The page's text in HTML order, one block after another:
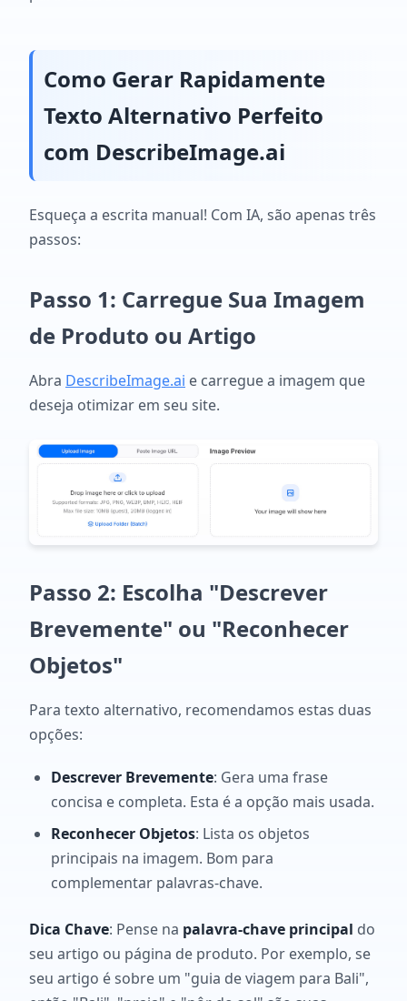
Como Gerar Rapidamente
Texto Alternativo Perfeito
com DescribeImage.ai
Esqueça a escrita manual! Com IA, são apenas três
passos:
Passo 1: Carregue Sua Imagem
de Produto ou Artigo
Abra DescribeImage.ai e carregue a imagem que
deseja otimizar em seu site.
Passo 2: Escolha "Descrever
Brevemente" ou "Reconhecer
Objetos"
Para texto alternativo, recomendamos estas duas
opções:
Descrever Brevemente: Gera uma frase
concisa e completa. Esta é a opção mais usada.
Reconhecer Objetos: Lista os objetos
principais na imagem. Bom para
complementar palavras-chave.
Dica Chave: Pense na palavra-chave principal do
seu artigo ou página de produto. Por exemplo, se
seu artigo é sobre um "guia de viagem para Bali",